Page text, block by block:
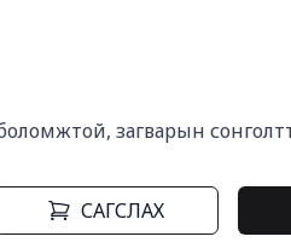
загварын
САГСЛАХ